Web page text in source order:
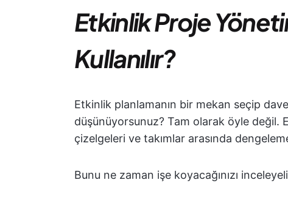
Etkinlik Proje
Kullanılır?
Etkinlik planlamanın bir mekan seçip
düşünüyorsunuz? Tam olarak öyle
çizelgeleri ve takımlar arasında
Bunu ne zaman işe koyacağınızı